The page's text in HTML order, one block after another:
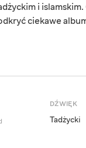
i
ciekawe
DŹWIĘK
Tadżycki